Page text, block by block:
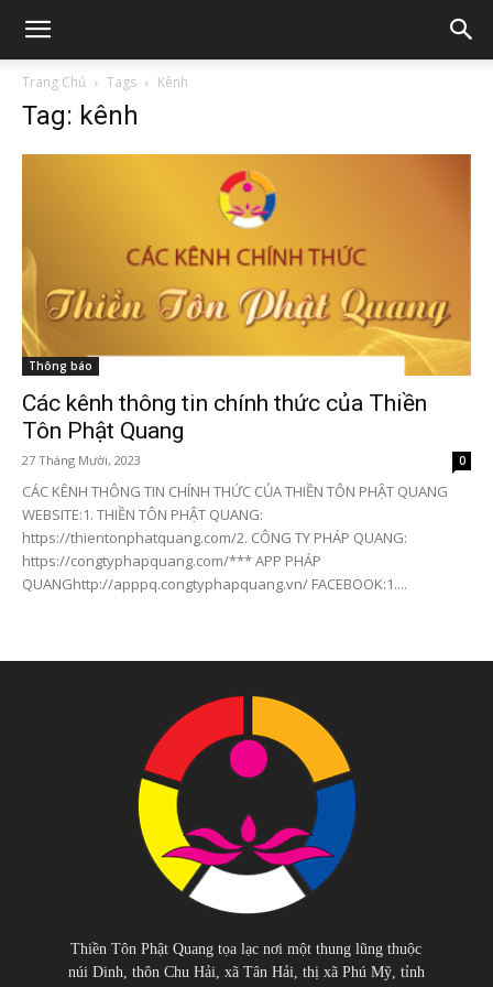
Trang Chủ Tags Kênh
Tag: kênh
Thông báo
Các kênh thông tin chính thức của Thiền
Tôn Phật Quang
27 Tháng Mười, 2023 0
CÁC KÊNH THÔNG TIN CHÍNH THỨC CỦA THIỀN TÔN PHẬT QUANG
WEBSITE:1. THIỀN TÔN PHẬT QUANG:
https://thientonphatquang.com/2. CÔNG TY PHÁP QUANG:
https://congtyphapquang.com/*** APP PHÁP
QUANGhttp://apppq.congtyphapquang.vn/ FACEBOOK:1....
Thiền Tôn Phật Quang tọa lạc nơi một thung lũng thuộc
núi Dinh, thôn Chu Hải, xã Tân Hải, thị xã Phú Mỹ, tỉnh